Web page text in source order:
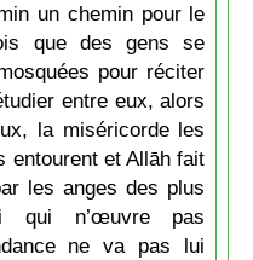
un chemin pour le
que des gens se
pour réciter
entre eux, alors
la miséricorde les
entourent et Allāh fait
les anges des plus
qui n’œuvre pas
ne va pas lui